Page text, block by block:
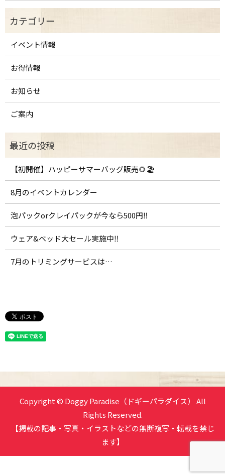
イベント情報
お得情報
お知らせ
ご案内
【初開催】ハッピーサマーバッグ販売🌻🏖️
8月のイベントカレンダー
泡パックorクレイパックが今なら500円‼️
ウェア&ベッド大セール実施中‼️
7月のトリミングサービスは…
Copyright © Doggy Paradise（ドギーパラダイス） All
Rights Reserved.
【掲載の記事・写真・イラストなどの無断複写・転載を禁じ
ます】